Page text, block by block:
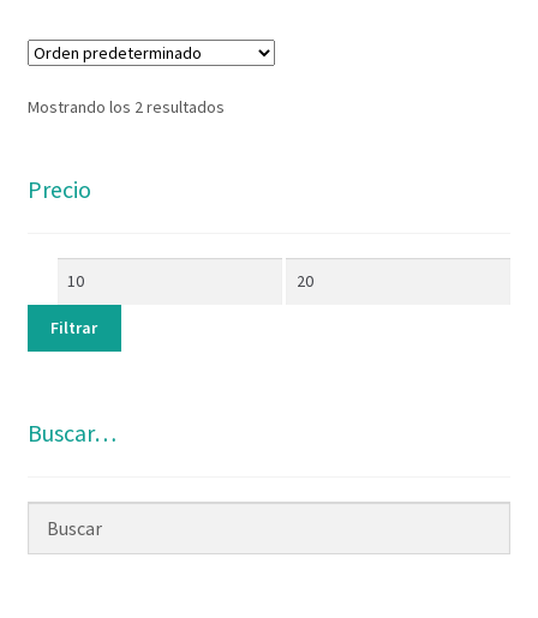
Mostrando los 2 resultados
Precio
Filtrar
Buscar…